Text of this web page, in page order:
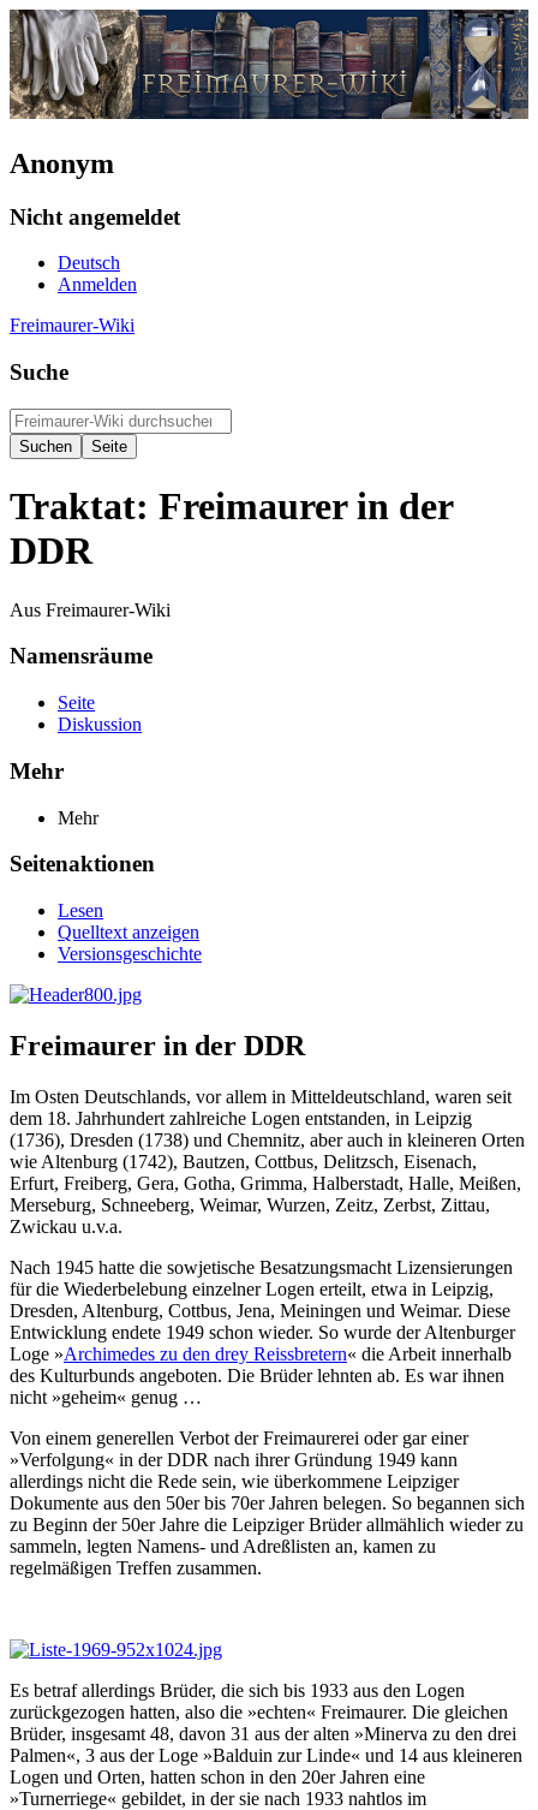
Anonym
Nicht angemeldet
Deutsch
Anmelden
Freimaurer-Wiki
Suche
Traktat: Freimaurer in der
DDR
Aus Freimaurer-Wiki
Namensräume
Seite
Diskussion
Mehr
Mehr
Seitenaktionen
Lesen
Quelltext anzeigen
Versionsgeschichte
Freimaurer in der DDR
Im Osten Deutschlands, vor allem in Mitteldeutschland, waren seit
dem 18. Jahrhundert zahlreiche Logen entstanden, in Leipzig
(1736), Dresden (1738) und Chemnitz, aber auch in kleineren Orten
wie Altenburg (1742), Bautzen, Cottbus, Delitzsch, Eisenach,
Erfurt, Freiberg, Gera, Gotha, Grimma, Halberstadt, Halle, Meißen,
Merseburg, Schneeberg, Weimar, Wurzen, Zeitz, Zerbst, Zittau,
Zwickau u.v.a.
Nach 1945 hatte die sowjetische Besatzungsmacht Lizensierungen
für die Wiederbelebung einzelner Logen erteilt, etwa in Leipzig,
Dresden, Altenburg, Cottbus, Jena, Meiningen und Weimar. Diese
Entwicklung endete 1949 schon wieder. So wurde der Altenburger
Loge »Archimedes zu den drey Reissbretern« die Arbeit innerhalb
des Kulturbunds angeboten. Die Brüder lehnten ab. Es war ihnen
nicht »geheim« genug …
Von einem generellen Verbot der Freimaurerei oder gar einer
»Verfolgung« in der DDR nach ihrer Gründung 1949 kann
allerdings nicht die Rede sein, wie überkommene Leipziger
Dokumente aus den 50er bis 70er Jahren belegen. So begannen sich
zu Beginn der 50er Jahre die Leipziger Brüder allmählich wieder zu
sammeln, legten Namens- und Adreßlisten an, kamen zu
regelmäßigen Treffen zusammen.
Es betraf allerdings Brüder, die sich bis 1933 aus den Logen
zurückgezogen hatten, also die »echten« Freimaurer. Die gleichen
Brüder, insgesamt 48, davon 31 aus der alten »Minerva zu den drei
Palmen«, 3 aus der Loge »Balduin zur Linde« und 14 aus kleineren
Logen und Orten, hatten schon in den 20er Jahren eine
»Turnerriege« gebildet, in der sie nach 1933 nahtlos im